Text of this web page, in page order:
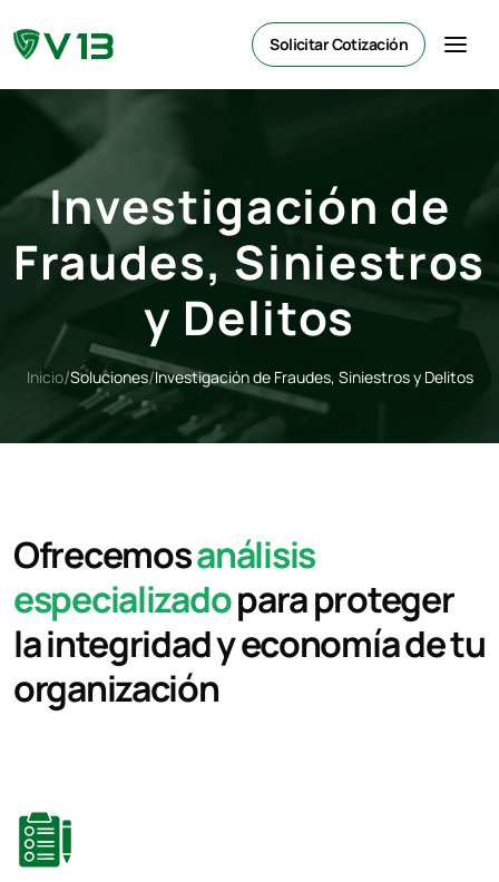
Solicitar Cotización
Investigación de
Fraudes, Siniestros
y Delitos
Inicio/Soluciones/Investigación de Fraudes, Siniestros y Delitos
Ofrecemosanálisis
especializadopara proteger
la integridad y economía de tu
organización